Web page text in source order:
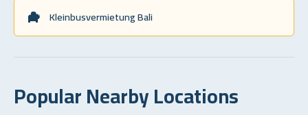
Kleinbusvermietung Bali
Popular Nearby Locations